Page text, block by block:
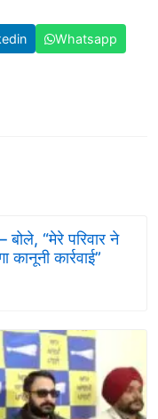
Whatsapp
“मेरे परिवार ने
कार्रवाई”